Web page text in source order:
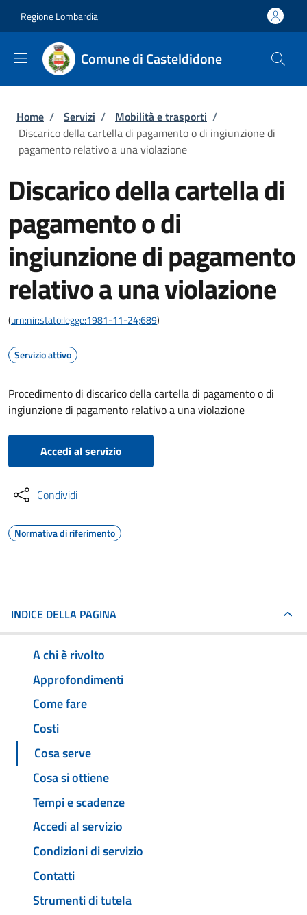
Regione Lombardia
Comune di Casteldidone
Briciole di pane
Home / Servizi / Mobilità e trasporti /
Discarico della cartella di pagamento o di ingiunzione di
pagamento relativo a una violazione
Discarico della cartella di
pagamento o di
ingiunzione di pagamento
relativo a una violazione
(urn:nir:stato:legge:1981-11-24;689)
Servizio attivo
Procedimento di discarico della cartella di pagamento o di
ingiunzione di pagamento relativo a una violazione
Accedi al servizio
Condividi
Normativa di riferimento
INDICE DELLA PAGINA
A chi è rivolto
Approfondimenti
Come fare
Costi
Cosa serve
Cosa si ottiene
Tempi e scadenze
Accedi al servizio
Condizioni di servizio
Contatti
Strumenti di tutela